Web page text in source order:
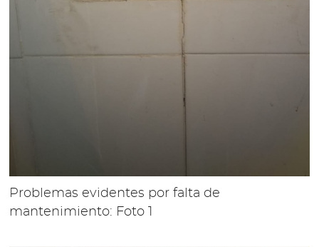
Problemas evidentes por falta de
mantenimiento: Foto 1